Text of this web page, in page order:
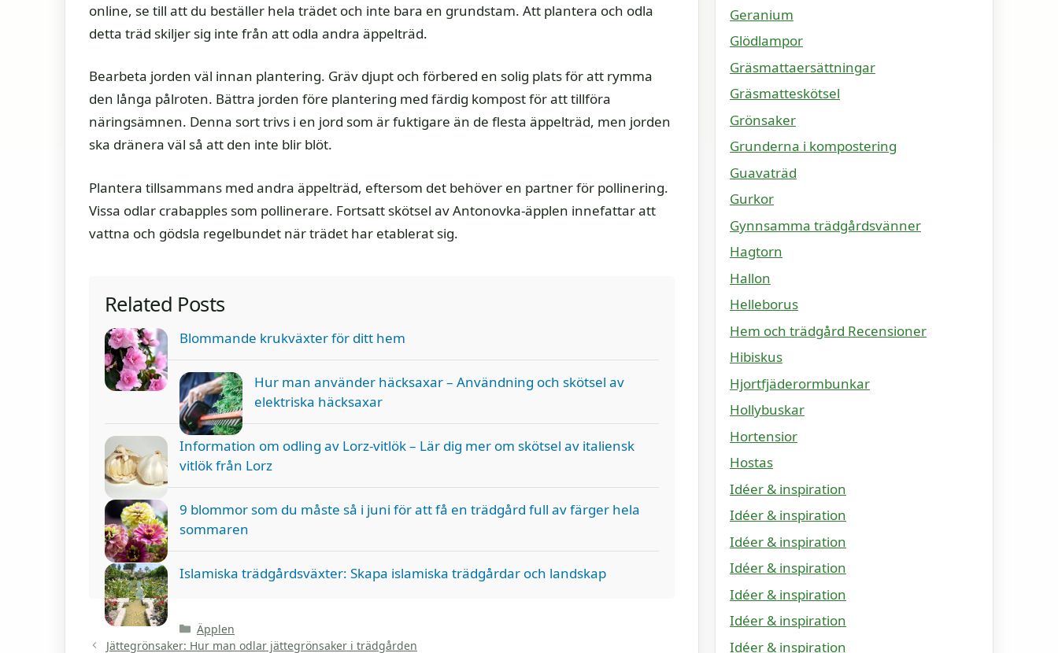
online, se till att du beställer hela trädet och inte bara en grundstam. Att plantera och odla
detta träd skiljer sig inte från att odla andra äppelträd.
Bearbeta jorden väl innan plantering. Gräv djupt och förbered en solig plats för att rymma
den långa pålroten. Bättra jorden före plantering med färdig kompost för att tillföra
näringsämnen. Denna sort trivs i en jord som är fuktigare än de flesta äppelträd, men jorden
ska dränera väl så att den inte blir blöt.
Plantera tillsammans med andra äppelträd, eftersom det behöver en partner för pollinering.
Vissa odlar crabapples som pollinerare. Fortsatt skötsel av Antonovka-äpplen innefattar att
vattna och gödsla regelbundet när trädet har etablerat sig.
Related Posts
Blommande krukväxter för ditt hem
Hur man använder häcksaxar – Användning och skötsel av
elektriska häcksaxar
Information om odling av Lorz-vitlök – Lär dig mer om skötsel av italiensk
vitlök från Lorz
9 blommor som du måste så i juni för att få en trädgård full av färger hela
sommaren
Islamiska trädgårdsväxter: Skapa islamiska trädgårdar och landskap
Kategorier
Äpplen
Jättegrönsaker: Hur man odlar jättegrönsaker i trädgården
Geranium
Glödlampor
Gräsmattaersättningar
Gräsmatteskötsel
Grönsaker
Grunderna i kompostering
Guavaträd
Gurkor
Gynnsamma trädgårdsvänner
Hagtorn
Hallon
Helleborus
Hem och trädgård Recensioner
Hibiskus
Hjortfjäderormbunkar
Hollybuskar
Hortensior
Hostas
Idéer & inspiration
Idéer & inspiration
Idéer & inspiration
Idéer & inspiration
Idéer & inspiration
Idéer & inspiration
Idéer & inspiration